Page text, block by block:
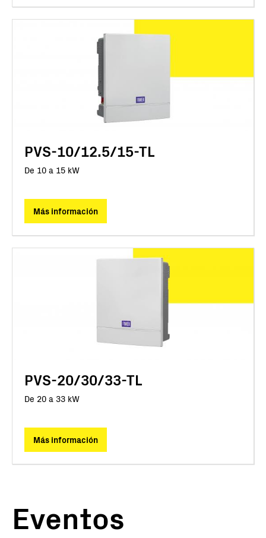
PVS-10/12.5/15-TL
De 10 a 15 kW
Más información
PVS-20/30/33-TL
De 20 a 33 kW
Más información
Eventos